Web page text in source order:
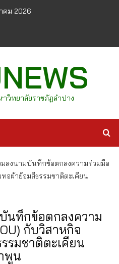
คม 2026
วิทยาลัยราชภัฏลำปาง
มลงนามบันทึกข้อตกลงความร่วมมือ
อผ้าย้อมสีธรรมชาติตะเคียน
นทึกข้อตกลงความ
กับวิสาหกิจ
รมชาติตะเคียน
พูน